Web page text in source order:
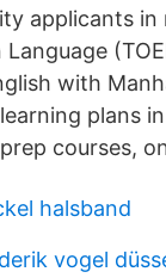
applicants
Language
with
plans
courses,
halsband
vogel